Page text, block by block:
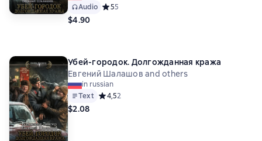
Audio Средний рейтинг 5 на основе 5 оценок
55
$4.90
Убей-городок. Долгожданная кража
Евгений Шалашов and others
in russian
Text Средний рейтинг 4,5 на основе 2 оценок
4,52
$2.08